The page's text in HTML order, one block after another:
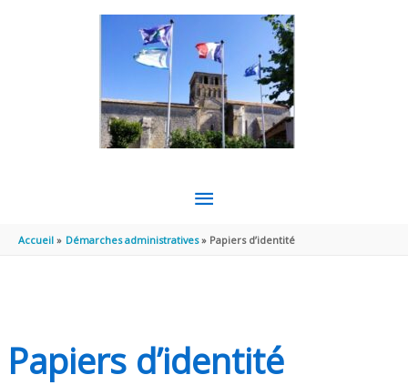
MENU
PRINCIPAL
Accueil Démarches administratives Papiers d’identité
Papiers d’identité